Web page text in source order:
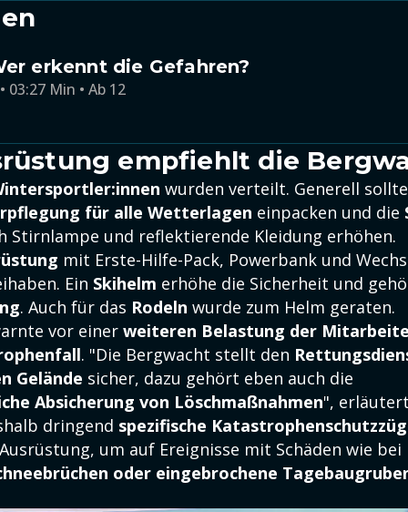
erkennt die Gefahren?
03:27 Min • Ab 12
empfiehlt die
wurden verteilt. Generell
für alle Wetterlagen einpacken und die
Stirnlampe und reflektierende Kleidung erhöhen.
mit Erste-Hilfe-Pack, Powerbank und
Ein Skihelm erhöhe die Sicherheit und
. Auch für das Rodeln wurde zum Helm geraten.
vor einer weiteren Belastung der
. "Die Bergwacht stellt den
Gelände sicher, dazu gehört eben auch die
Absicherung von Löschmaßnahmen",
dringend spezifische
um auf Ereignisse mit Schäden wie bei
oder eingebrochene